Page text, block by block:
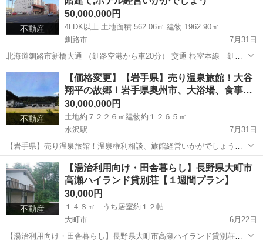
不動産
50,000,000円
4LDK以上 土地面積 562.06㎡ 建物 1962.90㎡
釧路市
7月31日
北海道釧路市新橋大通 （釧路空港から車20分） 交通 根室本線 釧路
駅より徒歩33分、阿寒バス・くしろバス バス停新橋大通6丁目 徒
歩0分 土地面積 562.06㎡ 170.02坪 建物 ...
北海道 釧路市 中古（マンション/一戸建て） 徒歩
不動産
【価格変更】【岩手県】売り温泉旅館！大谷
翔平の故郷！岩手県奥州市、大浴場、食事…
30,000,000円
土地約７２２６㎡建物約１２６５㎡
水沢駅
7月31日
【岩手県】売り温泉旅館！温泉権利相談、旅館経営いかがでしょう
【収益物件】 岩手県奥州市 ＪＲ東北本線(黒磯～利府・盛岡) 水沢駅
建物7棟 本館フロント、食事処、バー 宿泊棟×４(１９客室) 大浴場
ボ...
岩手 奥州市 水沢駅 その他 物件
不動産
【湯治利用向け・田舎暮らし】長野県大町市
高瀬ハイランド貸別荘【１週間プラン】
30,000円
１４８㎡ うち居室約１２帖
大町市
6月22日
【湯治利用向け・田舎暮らし】長野県大町市高瀬ハイランド貸別荘